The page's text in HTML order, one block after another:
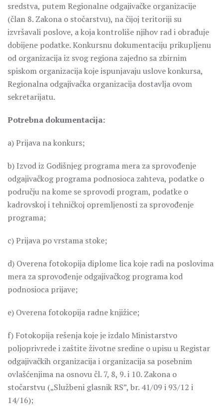
sredstva, putem Regionalne odgajivačke organizacije
(član 8. Zakona o stočarstvu), na čijoj teritoriji su
izvršavali poslove, a koja kontroliše njihov rad i obrađuje
dobijene podatke. Konkursnu dokumentaciju prikupljenu
od organizacija iz svog regiona zajedno sa zbirnim
spiskom organizacija koje ispunjavaju uslove konkursa,
Regionalna odgajivačka organizacija dostavlja ovom
sekretarijatu.
Potrebna dokumentacija:
a) Prijava na konkurs;
b) Izvod iz Godišnjeg programa mera za sprovođenje
odgajivačkog programa podnosioca zahteva, podatke o
području na kome se sprovodi program, podatke o
kadrovskoj i tehničkoj opremljenosti za sprovođenje
programa;
c) Prijava po vrstama stoke;
d) Overena fotokopija diplome lica koje radi na poslovima
mera za sprovođenje odgajivačkog programa kod
podnosioca prijave;
e) Overena fotokopija radne knjižice;
f) Fotokopija rešenja koje je izdalo Ministarstvo
poljoprivrede i zaštite životne sredine o upisu u Registar
odgajivačkih organizacija i organizacija sa posebnim
ovlašćenjima na osnovu čl. 7, 8, 9. i 10. Zakona o
stočarstvu („Službeni glasnik RS”, br. 41/09 i 93/12 i
14/16);